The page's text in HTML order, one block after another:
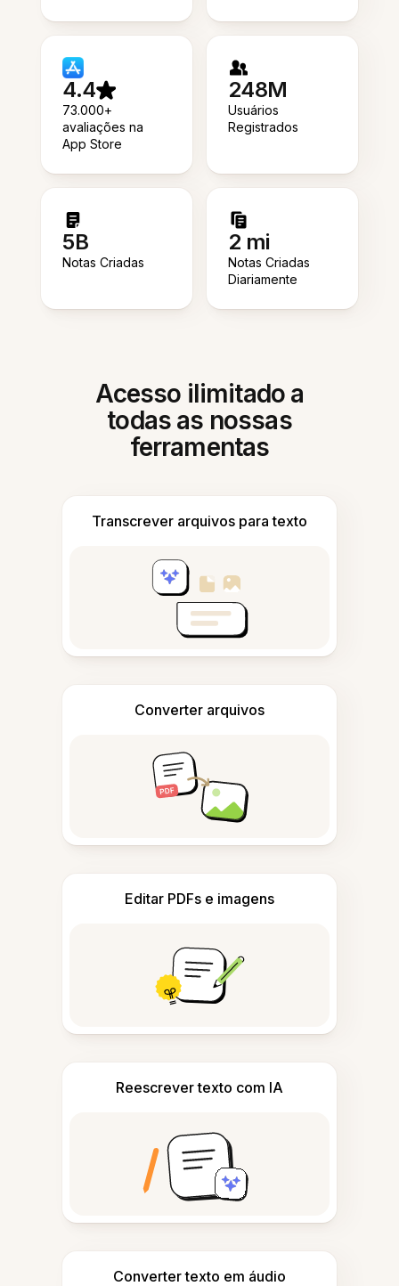
4.4
73.000+
avaliações na
App Store
248M
Usuários
Registrados
5B
Notas Criadas
2 mi
Notas Criadas
Diariamente
Acesso ilimitado a
todas as nossas
ferramentas
Transcrever arquivos para texto
Converter arquivos
Editar PDFs e imagens
Reescrever texto com IA
Converter texto em áudio